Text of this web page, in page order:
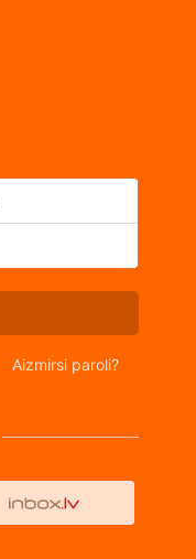
Aizmirsi paroli?